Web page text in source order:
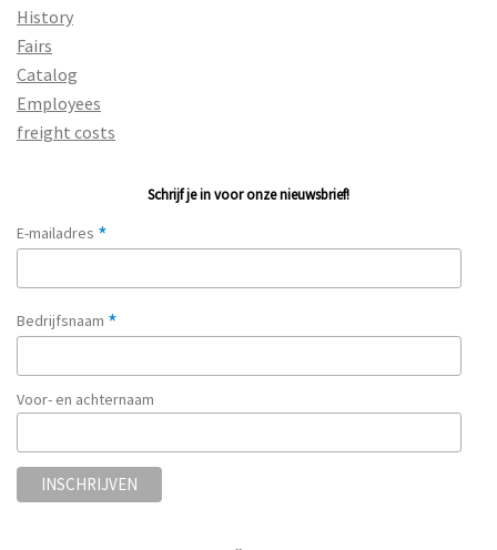
History
Fairs
Catalog
Employees
freight costs
Schrijf je in voor onze nieuwsbrief!
E-mailadres *
Bedrijfsnaam *
Voor- en achternaam